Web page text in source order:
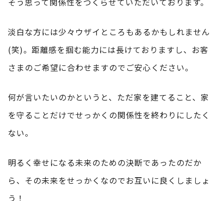
淡白な方には少々ウザイところもあるかもしれません
(笑)。距離感を掴む能力には長けておりますし、お客
さまのご希望に合わせますのでご安心ください。
何が言いたいのかというと、ただ家を建てること、家
を守ることだけでせっかくの関係性を終わりにしたく
ない。
明るく幸せになる未来のための決断であったのだか
ら、その未来をせっかくなのでお互いに良くしましょ
う！